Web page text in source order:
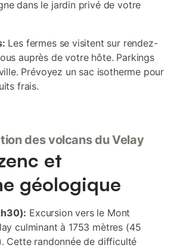
dans le jardin privé de votre
Les fermes se visitent sur rendez-
auprès de votre hôte. Parkings
Prévoyez un sac isotherme pour
frais.
des volcans du Velay
et
géologique
Excursion vers le Mont
culminant à 1753 mètres (45
Cette randonnée de difficulté